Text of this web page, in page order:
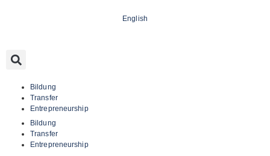
English
Bildung
Transfer
Entrepreneurship
Bildung
Transfer
Entrepreneurship